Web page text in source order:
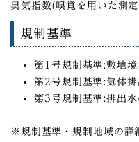
臭気指数(嗅覚を用いた測
規制基準
第1号規制基準:敷地
第2号規制基準:気体
第3号規制基準:排出水
※規制基準・規制地域の詳